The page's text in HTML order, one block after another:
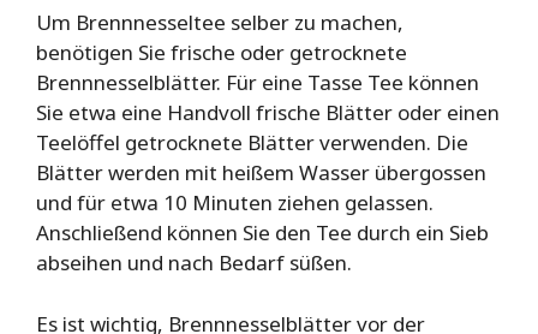
Um Brennnesseltee selber zu machen,
benötigen Sie frische oder getrocknete
Brennnesselblätter. Für eine Tasse Tee können
Sie etwa eine Handvoll frische Blätter oder einen
Teelöffel getrocknete Blätter verwenden. Die
Blätter werden mit heißem Wasser übergossen
und für etwa 10 Minuten ziehen gelassen.
Anschließend können Sie den Tee durch ein Sieb
abseihen und nach Bedarf süßen.
Es ist wichtig, Brennnesselblätter vor der